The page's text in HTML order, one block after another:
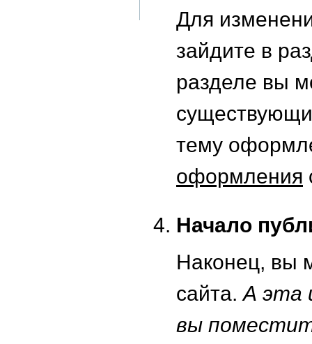
Для
зайдите в
разделе вы
тему
оформления
Начало
Наконец, вы
сайта.А эта
вы